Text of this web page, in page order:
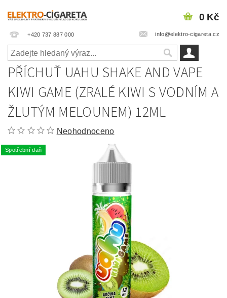
+420 737 887 000 info@elektro-cigareta.cz
0 Kč
PŘÍCHUŤ UAHU SHAKE AND VAPE
KIWI GAME (ZRALÉ KIWI S VODNÍM A
ŽLUTÝM MELOUNEM) 12ML
Neohodnoceno
Spotřební daň